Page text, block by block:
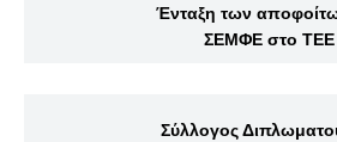
Ένταξη των
ΣΕΜΦΕ στο ΤΕΕ
Σύλλογος